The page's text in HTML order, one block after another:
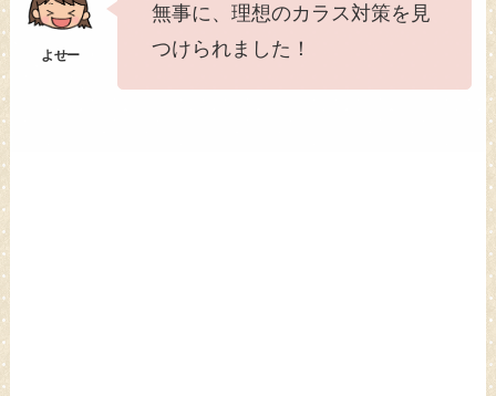
無事に、理想のカラス対策を見
つけられました！